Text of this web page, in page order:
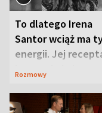
To dlatego Irena
Santor wciąż ma
energii. Jej
jest zaskakująco
Rozmowy